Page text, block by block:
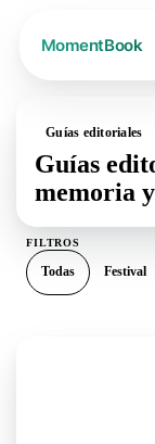
Guías editoriales
Guías
memoria
FILTROS
Todas Festival